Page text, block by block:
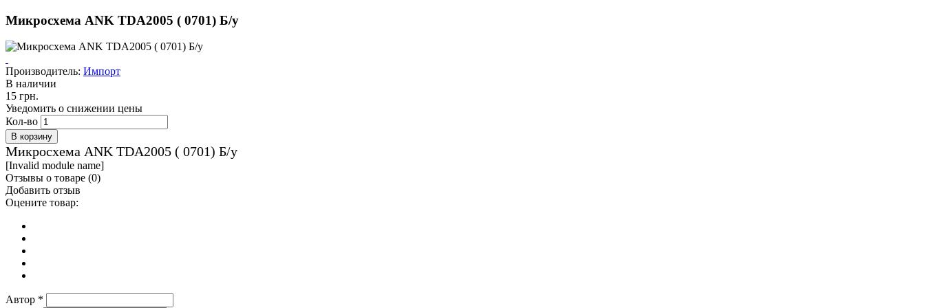
Микросхема ANK TDA2005 ( 0701) Б/у
Производитель: Импорт
В наличии
15 грн.
Уведомить о снижении цены
Кол-во
Микросхема ANK TDA2005 ( 0701) Б/у
[Invalid module name]
Отзывы о товаре (0)
Добавить отзыв
Оцените товар:
Автор *